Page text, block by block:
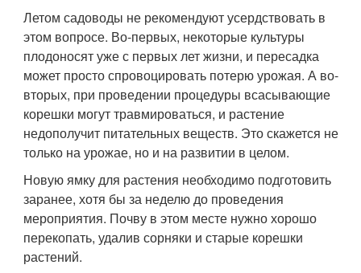
Летом садоводы не рекомендуют усердствовать в
этом вопросе. Во-первых, некоторые культуры
плодоносят уже с первых лет жизни, и пересадка
может просто спровоцировать потерю урожая. А во-
вторых, при проведении процедуры всасывающие
корешки могут травмироваться, и растение
недополучит питательных веществ. Это скажется не
только на урожае, но и на развитии в целом.
Новую ямку для растения необходимо подготовить
заранее, хотя бы за неделю до проведения
мероприятия. Почву в этом месте нужно хорошо
перекопать, удалив сорняки и старые корешки
растений.